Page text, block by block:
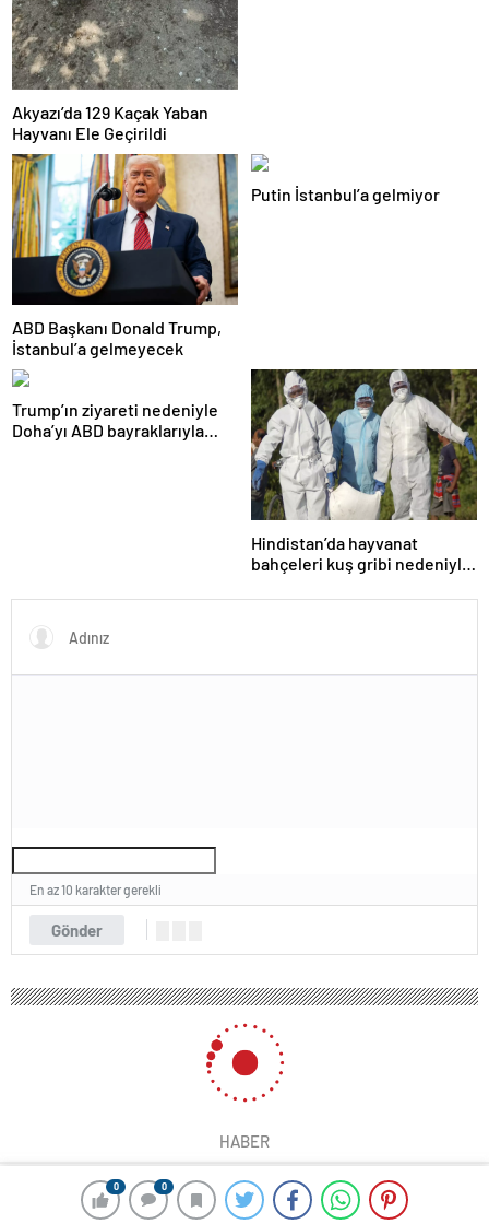
0 0
Akyazı’da 129 Kaçak Yaban
Hayvanı Ele Geçirildi
ABD Başkanı Donald Trump,
İstanbul’a gelmeyecek
Putin İstanbul’a gelmiyor
Trump’ın ziyareti nedeniyle
Doha’yı ABD bayraklarıyla
Hindistan’da hayvanat
bahçeleri kuş gribi nedeniyle
Gönder
En az 10 karakter gerekli
HABER